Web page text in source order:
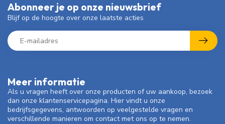
Meer informatie
Als u vragen heeft over onze producten of uw aankoop, bezoek
dan onze klantenservicepagina. Hier vindt u onze
bedrijfsgegevens, antwoorden op veelgestelde vragen en
verschillende manieren om contact met ons op te nemen.
Abonneer je op onze nieuwsbrief
Blijf op de hoogte over onze laatste acties